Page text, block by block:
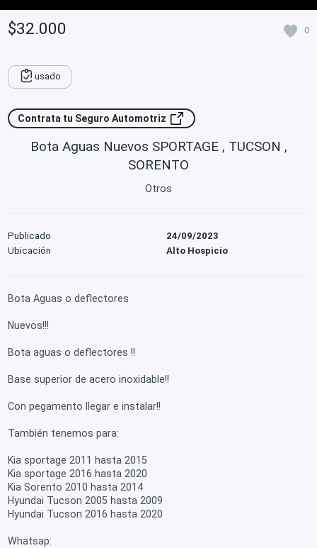
$32.000 0
usado
Contrata tu Seguro Automotriz
Bota Aguas Nuevos SPORTAGE , TUCSON ,
SORENTO
Otros
Publicado
24/09/2023
Ubicación
Alto Hospicio
Bota Aguas o deflectores
Nuevos!!!
Bota aguas o deflectores !!
Base superior de acero inoxidable!!
Con pegamento llegar e instalar!!
También tenemos para:
Kia sportage 2011 hasta 2015
Kia sportage 2016 hasta 2020
Kia Sorento 2010 hasta 2014
Hyundai Tucson 2005 hasta 2009
Hyundai Tucson 2016 hasta 2020
Whatsap: